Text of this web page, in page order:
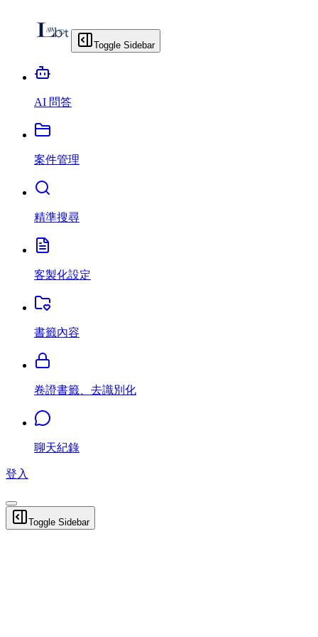
Toggle Sidebar
AI 問答
案件管理
精準搜尋
客製化設定
書籤內容
卷證書籤、去識別化
聊天紀錄
登入
Toggle Sidebar